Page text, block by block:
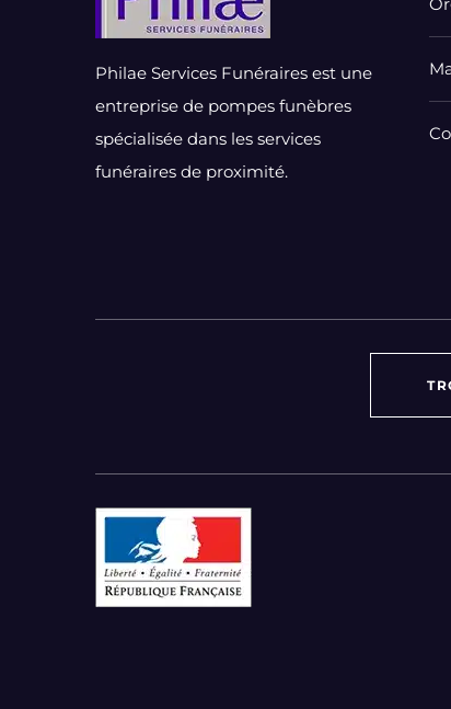
Philae Services Funéraires est une
entreprise de pompes funèbres
spécialisée dans les services
funéraires de proximité.
Par région :
Auvergne-Rhône-Alpes
Bourgogne-Franche-Comté